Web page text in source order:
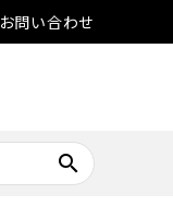
お問い合わせ
search